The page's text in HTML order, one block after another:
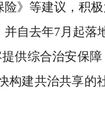
》等建议，积
并自去年7月起落
供综合治安保
构建共治共享的